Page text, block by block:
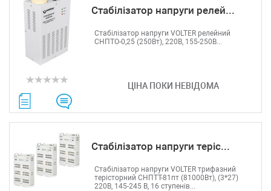
Стабілізатор напруги релей...
ЦІНА ПОКИ НЕВІДОМА
Стабілізатор напруги VOLTER релейний
СНПТО-0,25 (250Вт), 220В, 155-250В...
Стабілізатор напруги теріс...
Стабілізатор напруги VOLTER трифазний
терісторний СНПТТ-81пт (81000Вт), (3*27)
220В, 145-245 В, 16 ступенів...